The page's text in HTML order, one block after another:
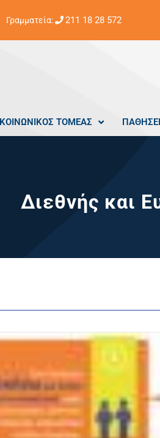
Γραμματεία: 211 18 28 572
ΤΟΜΕΑΣ
Διεθνής και